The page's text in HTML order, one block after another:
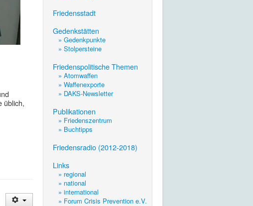
üblich,
Friedensstadt
Gedenkstätten
» Gedenkpunkte
» Stolpersteine
Friedenspolitische Themen
» Atomwaffen
» Waffenexporte
» DAKS-Newsletter
Publikationen
» Friedenszentrum
» Buchtipps
Friedensradio (2012-2018)
Links
» regional
» national
» international
» Forum Crisis Prevention e.V.